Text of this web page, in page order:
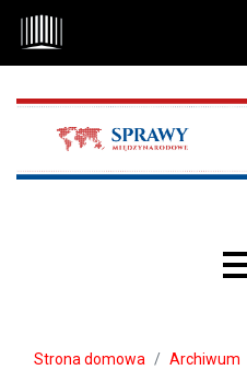
Przejdź do głównego menu
Przejdź do sekcji głównej
Przejdź do stopki
Strona domowa
Archiwum